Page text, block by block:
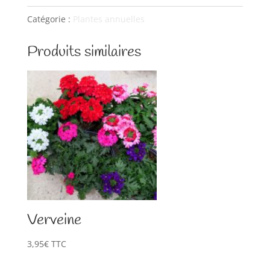
potée
5L
Catégorie : Plantes annuelles
Produits similaires
Verveine
3,95€ TTC